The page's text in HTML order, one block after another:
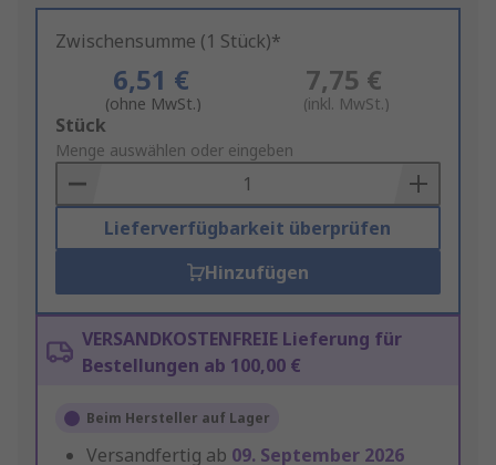
Zwischensumme (1 Stück)*
6,51 €
(ohne MwSt.)
7,75 €
(inkl. MwSt.)
Add
to
Basket
Stück
Menge auswählen oder eingeben
Lieferverfügbarkeit überprüfen
Hinzufügen
VERSANDKOSTENFREIE Lieferung für
Bestellungen ab 100,00 €
Beim Hersteller auf Lager
Versandfertig ab 09. September 2026